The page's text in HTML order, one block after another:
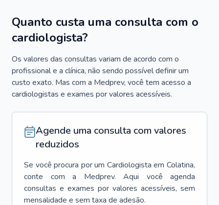
Quanto custa uma consulta com o
cardiologista?
Os valores das consultas variam de acordo com o
profissional e a clínica, não sendo possível definir um
custo exato. Mas com a Medprev, você tem acesso a
cardiologistas e exames por valores acessíveis.
Agende uma consulta com valores
reduzidos
Se você procura por um Cardiologista em Colatina,
conte com a Medprev. Aqui você agenda
consultas e exames por valores acessíveis, sem
mensalidade e sem taxa de adesão.